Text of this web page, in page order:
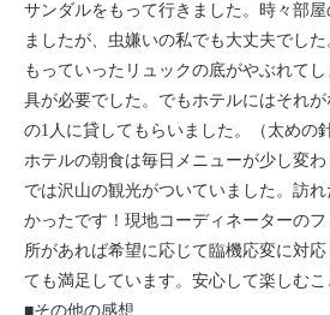
サンダルをもって行きました。時々部
ましたが、虫嫌いの私でも大丈夫でした
もっていったリュックの底がやぶれて
具が必要でした。でもホテルにはそれ
の1人に貸してもらいました。（太めの
ホテルの朝食は毎日メニューが少し変
では沢山の観光がついていました。訪
かったです！現地コーディネーターの
所があれば希望に応じて臨機応変に対
ても満足しています。安心して楽しむこ
■その他の感想